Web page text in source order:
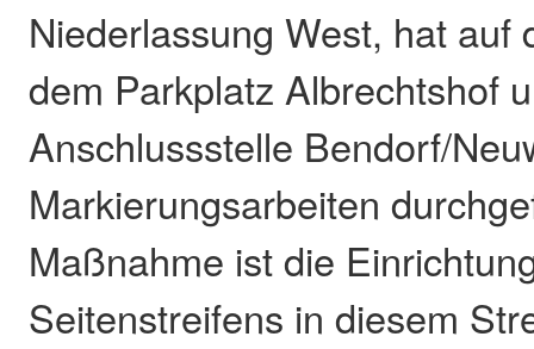
Niederlassung West, hat auf
dem Parkplatz Albrechtshof
Anschlussstelle Bendorf/
Markierungsarbeiten
Maßnahme ist die
Seitenstreifens in diesem